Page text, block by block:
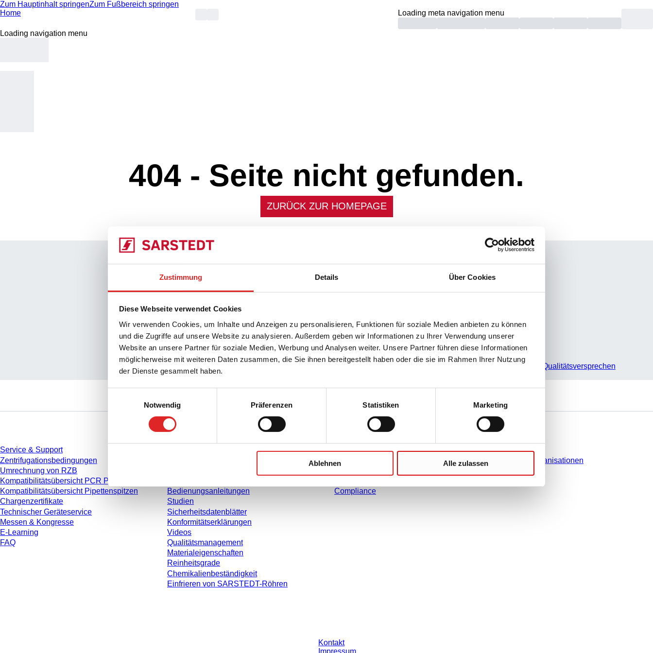
Zustimmung Details Über Cookies
Diese Webseite verwendet Cookies
Wir verwenden Cookies, um Inhalte und Anzeigen zu personalisieren, Funktionen für soziale Medien anbieten zu können
und die Zugriffe auf unsere Website zu analysieren. Außerdem geben wir Informationen zu Ihrer Verwendung unserer
Website an unsere Partner für soziale Medien, Werbung und Analysen weiter. Unsere Partner führen diese Informationen
möglicherweise mit weiteren Daten zusammen, die Sie ihnen bereitgestellt haben oder die sie im Rahmen Ihrer Nutzung
der Dienste gesammelt haben.
Notwendig
Präferenzen Statistiken Marketing
Ablehnen Alle zulassen
Zum Hauptinhalt springenZum Fußbereich springen
Home
Loading meta navigation menu
Loading navigation menu
404 - Seite nicht gefunden.
ZURÜCK ZUR HOMEPAGE
Unser Qualitätsversprechen
Transparentes Qualitätsmanagement
Hochwertige Rohstoffe
Kontrollierte Produktion
Unser Qualitätsversprechen
Service & Support
Zentrifugationsbedingungen
Umrechnung von RZB
Kompatibilitätsübersicht PCR Platten
Kompatibilitätsübersicht Pipettenspitzen
Chargenzertifikate
Technischer Geräteservice
Messen & Kongresse
E-Learning
FAQ
Download
Bedienungsanleitungen
Studien
Sicherheitsdatenblätter
Konformitätserklärungen
Videos
Qualitätsmanagement
Materialeigenschaften
Reinheitsgrade
Chemikalienbeständigkeit
Einfrieren von SARSTEDT-Röhren
Unternehmen und Karriere
Karriere
Über uns
Compliance
Sie haben Fragen?
Kontakt
Vertriebsorganisationen
Kontakt